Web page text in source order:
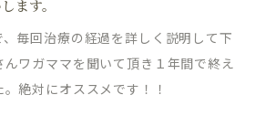
ます。
毎回治療の経過を詳しく説明して下
ワガママを聞いて頂き１年間で終え
絶対にオススメです！！